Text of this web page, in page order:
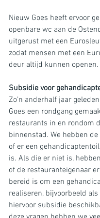
Nieuw Goes heeft ervoor
openbare wc aan de
uitgerust met een
zodat mensen met een
deur altijd kunnen openen.
Subsidie voor
Zo’n anderhalf jaar
Goes een rondgang
restaurants in en rondom
binnenstad. We hebben de
of er een
is. Als die er niet is,
of de restauranteigenaar
bereid is om een
realiseren, bijvoorbeeld als
hiervoor subsidie